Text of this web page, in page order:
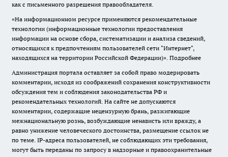
как с письменного разрешения правообладателя.
«На информационном ресурсе применяются рекомендательные
технологии (информационные технологии предоставления
информации на основе сбора, систематизации и анализа сведений,
относящихся к предпочтениям пользователей сети "Интернет",
находящихся на территории Российской Федерации)». Подробнее
Администрация портала оставляет за собой право модерировать
комментарии, исходя из соображений сохранения конструктивности
обсуждения тем и соблюдения законодательства РФ и
рекомендательных технологий. На сайте не допускаются
комментарии, содержащие нецензурную брань, разжигающие
межнациональную рознь, возбуждающие ненависть или вражду, а
равно унижение человеческого достоинства, размещение ссылок не
по теме. IP-адреса пользователей, не соблюдающих эти требования,
могут быть переданы по запросу в надзорные и правоохранительные